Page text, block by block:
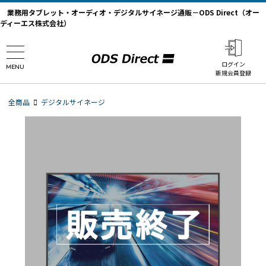
業務用タブレット・オーディオ・デジタルサイネージ通販－ODS Direct（オー
ディーエス株式会社）
MENU
ログイン
新規会員登録
全商品 デジタルサイネージ